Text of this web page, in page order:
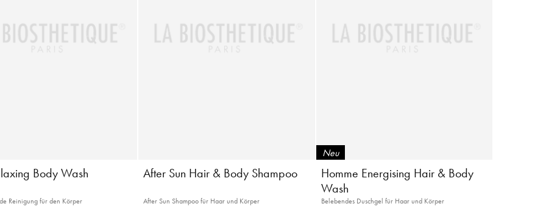
Body Wash
Reinigung für den Körper
After Sun Hair & Body Shampoo
After Sun Shampoo für Haar und Körper
Neu
Homme Energising Hair & Body
Wash
Belebendes Duschgel für Haar und Körper